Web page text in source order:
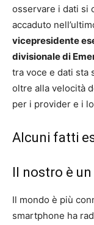
osservare i dati si
accaduto
vicepresidente
divisionale di
tra voce e dati sta
oltre alla velocità
per i provider e i
Alcuni fatti
Il nostro è
Il mondo è più
smartphone ha